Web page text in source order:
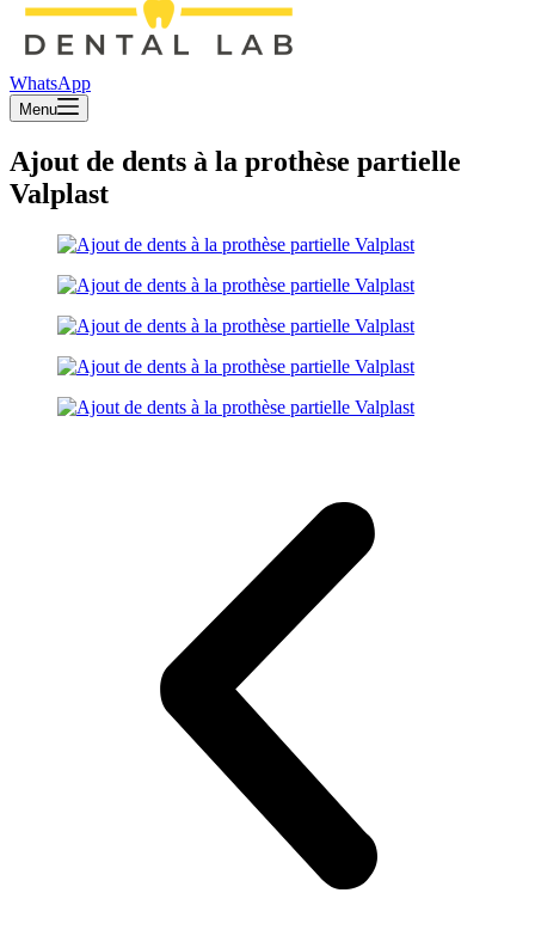
WhatsApp
Menu
Ajout de dents à la prothèse partielle
Valplast